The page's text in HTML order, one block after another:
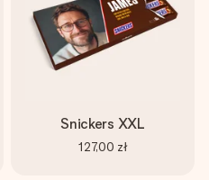
Snickers XXL
127,00 zł